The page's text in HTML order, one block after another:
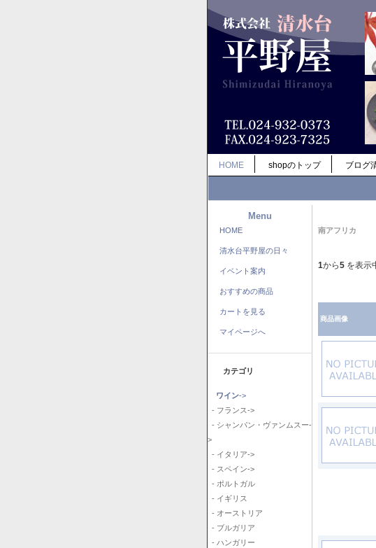
HOME shopのトップ ブログ
Menu
HOME
清水台平野屋の日々
イベント案内
おすすめの商品
カートを見る
マイページへ
カテゴリ
ワイン->
- フランス->
- シャンパン・ヴァンムスー-
>
- イタリア->
- スペイン->
- ポルトガル
- イギリス
- オーストリア
- ブルガリア
- ハンガリー
南アフリカ
1から5 を表示
商品画像